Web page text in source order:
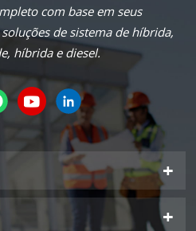
com base em seus
de sistema de híbrida,
híbrida e diesel.